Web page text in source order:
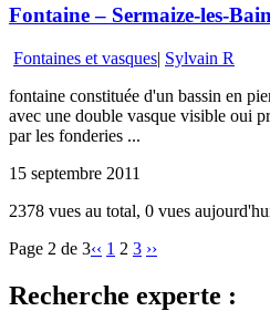
Fontaine – Sermaize-les-
Fontaines et vasques| Sylvain R
fontaine constituée d'un bassin en
avec une double vasque visible oui
par les fonderies ...
15 septembre 2011
2378 vues au total, 0 vues
Page 2 de 3‹‹ 1 2 3 ››
Recherche experte :